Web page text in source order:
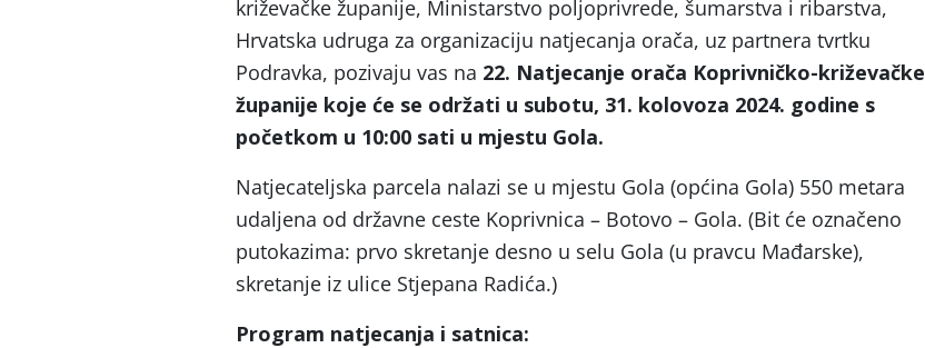
križevačke županije, Ministarstvo poljoprivrede, šumarstva i ribarstva,
Hrvatska udruga za organizaciju natjecanja orača, uz partnera tvrtku
Podravka, pozivaju vas na 22. Natjecanje orača Koprivničko-križevačke
županije koje će se održati u subotu, 31. kolovoza 2024. godine s
početkom u 10:00 sati u mjestu Gola.
Natjecateljska parcela nalazi se u mjestu Gola (općina Gola) 550 metara
udaljena od državne ceste Koprivnica – Botovo – Gola. (Bit će označeno
putokazima: prvo skretanje desno u selu Gola (u pravcu Mađarske),
skretanje iz ulice Stjepana Radića.)
Program natjecanja i satnica: